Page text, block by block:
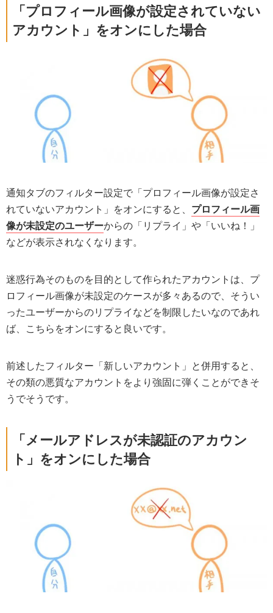
「プロフィール画像が設定されていない
アカウント」をオンにした場合
通知タブのフィルター設定で「プロフィール画像が設定さ
れていないアカウント」をオンにすると、 プロフィール画
像が未設定のユーザーからの「リプライ」や「いいね！」
などが表示されなくなります。
迷惑行為そのものを目的として作られたアカウントは、プ
ロフィール画像が未設定のケースが多々あるので、そうい
ったユーザーからのリプライなどを制限したいなのであれ
ば、こちらをオンにすると良いです。
前述したフィルター「新しいアカウント」と併用すると、
その類の悪質なアカウントをより強固に弾くことができそ
うでそうです。
「メールアドレスが未認証のアカウン
ト」をオンにした場合